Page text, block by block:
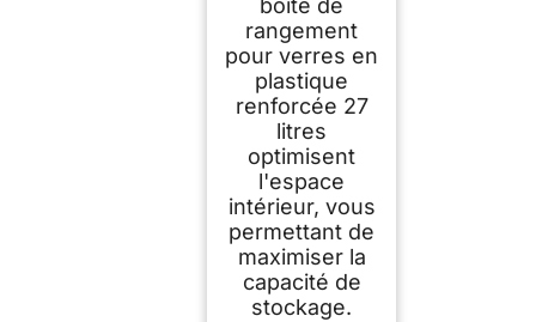
boîte de
rangement
pour verres en
plastique
renforcée 27
litres
optimisent
l'espace
intérieur, vous
permettant de
maximiser la
capacité de
stockage.